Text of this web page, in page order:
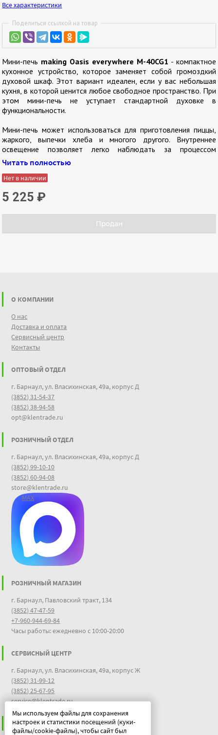
Все характеристики
Поделиться ссылкой на товар
Мини-печь making Oasis everywhere M-40CG1 - компактное
кухонное устройство, которое заменяет собой громоздкий
духовой шкаф. Этот вариант идеален, если у вас небольшая
кухня, в которой ценится любое свободное пространство. При
этом мини-печь не уступает стандартной духовке в
функциональности.
Мини-печь может использоваться для приготовления пиццы,
жаркого, выпечки хлеба и многого другого. Внутреннее
освещение позволяет легко наблюдать за процессом
приготовления пищи. Благодаря встроенному таймеру на 90
временем.
Старайтесь мыть духовку после каждого использования, так
мягкого моющего средства. Не используйте едкие вещества, а
Читать полностью
Нет в наличии
5 225₽
Продан
Мы используем файлы для сохранения
настроек и статистики посещений (куки-
файлы/cookie-файлы), чтобы сайт был
О КОМПАНИИ
О нас
Доставка и оплата
Сервисный центр
Контакты
ОПТОВЫЙ ОТДЕЛ
г. Барнаул, ул. Власихинская, 49а, корпус Д
(3852) 31-54-37
(3852) 38-94-58
opt@klentrade.ru
РОЗНИЧНЫЙ ОТДЕЛ
г. Барнаул, ул. Власихинская, 49а, корпус Д
(3852) 99-10-10
(3852) 60-94-08
store@klentrade.ru
MAX
РОЗНИЧНЫЙ МАГАЗИН
г. Барнаул, Павловский тракт, 134
(3852) 47-47-59
+7-960-944-69-84
Часы работы: ежедневно с 10:00-20:00
СЕРВИСНЫЙ ЦЕНТР
г. Барнаул, ул. Власихинская, 49а, корпус Ж
(3852) 31-99-12
(3852) 25-67-95
service@klentrade.ru
ИНФОРМАЦИЯ